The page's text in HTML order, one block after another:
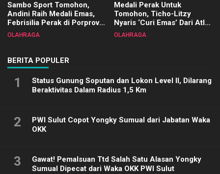
Sambo Sport Tomohon,
Andini Raih Medali Emas,
Febrisilia Perak di Porprov
Sulut 2025
OLAHRAGA
Medali Perak Untuk
Tomohon, Ticho-Litzy
Nyaris ‘Curi Emas’ Dari Atlet
Biliar PON di Porprov Sulut
OLAHRAGA
BERITA POPULER
1
Status Gunung Soputan dan Lokon Level II, Dilarang
Beraktivitas Dalam Radius 1,5 Km
2
PWI Sulut Copot Yongky Sumual dari Jabatan Waka
OKK
3
Gawat! Pemalsuan Ttd Salah Satu Alasan Yongky
Sumual Dipecat dari Waka OKK PWI Sulut